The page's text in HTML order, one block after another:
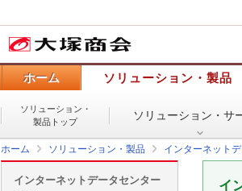
ホーム ソリューション・製品
ソリューション・
製品トップ
ソリューション・ サ
ホーム ソリューション・製品 インターネット
イ
インターネットデータセンター